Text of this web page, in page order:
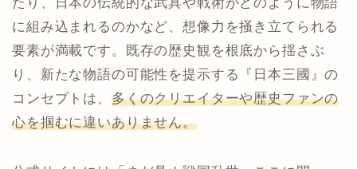
に組み込まれるのかなど、想像力を掻き立てられる
要素が満載です。既存の歴史観を根底から揺さぶ
り、新たな物語の可能性を提示する『日本三國』の
コンセプトは、 多くのクリエイターや歴史ファンの
心を掴むに違いありません。